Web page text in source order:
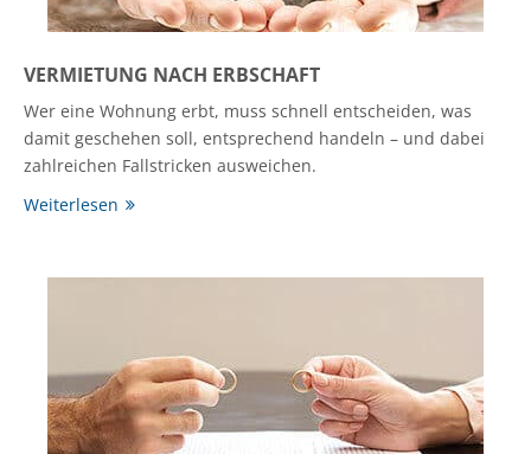
VERMIETUNG NACH ERBSCHAFT
Wer eine Wohnung erbt, muss schnell entscheiden, was
damit geschehen soll, entsprechend handeln – und dabei
zahlreichen Fallstricken ausweichen.
Weiterlesen